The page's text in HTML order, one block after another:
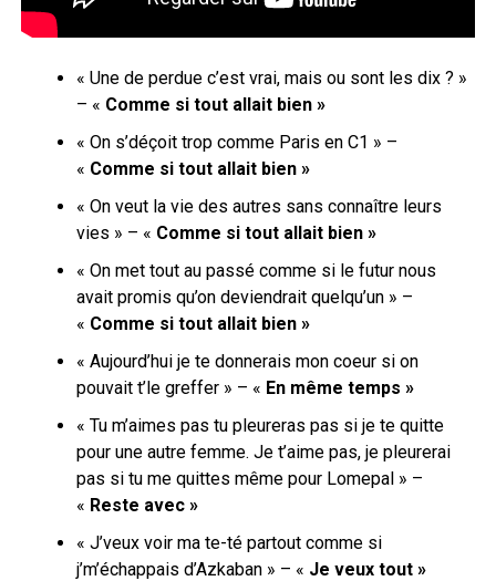
« Une de perdue c’est vrai, mais ou sont les dix ? »
– « Comme si tout allait bien »
« On s’déçoit trop comme Paris en C1 » –
« Comme si tout allait bien »
« On veut la vie des autres sans connaître leurs
vies » – « Comme si tout allait bien »
« On met tout au passé comme si le futur nous
avait promis qu’on deviendrait quelqu’un » –
« Comme si tout allait bien »
« Aujourd’hui je te donnerais mon coeur si on
pouvait t’le greffer » – « En même temps »
« Tu m’aimes pas tu pleureras pas si je te quitte
pour une autre femme. Je t’aime pas, je pleurerai
pas si tu me quittes même pour Lomepal » –
« Reste avec »
« J’veux voir ma te-té partout comme si
j’m’échappais d’Azkaban» – « Je veux tout »